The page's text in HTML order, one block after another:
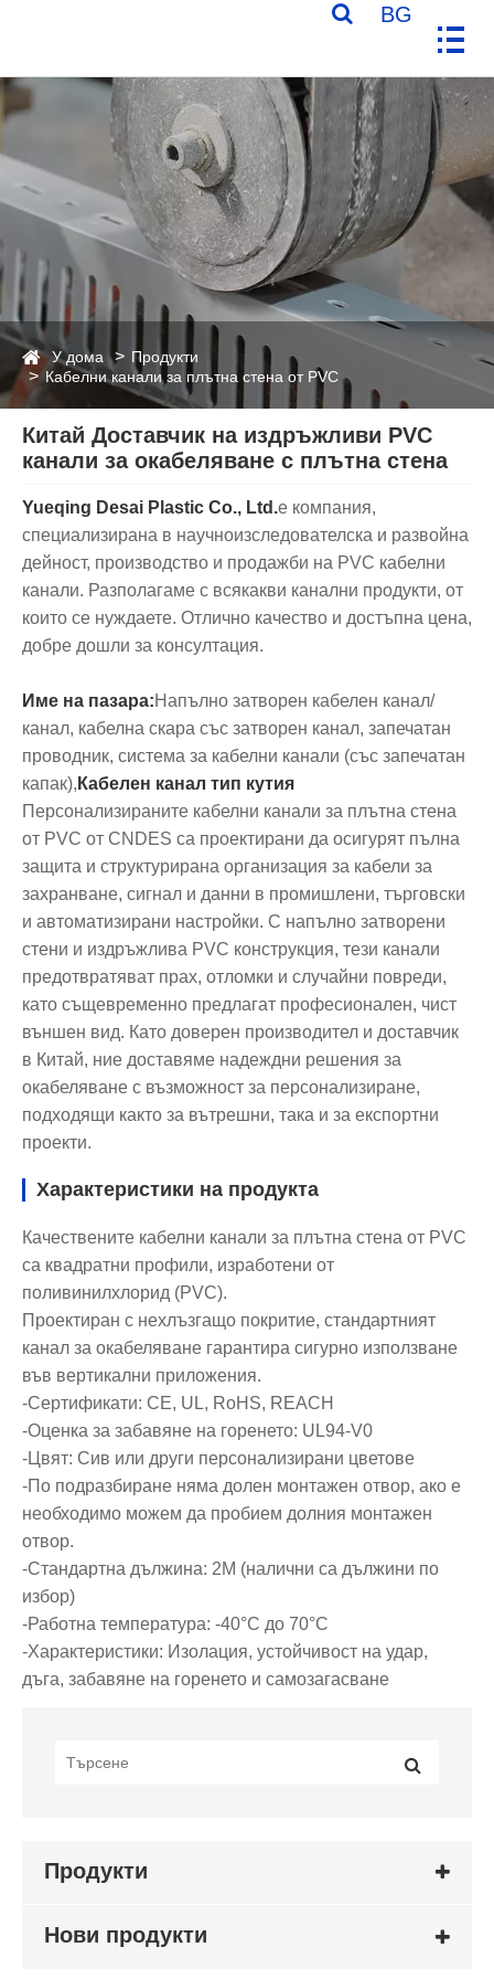
BG
У дома
Продукти
Кабелни канали за плътна стена от PVC
Китай Доставчик на издръжливи PVC
канали за окабеляване с плътна стена
Yueqing Desai Plastic Co., Ltd.е компания,
специализирана в научноизследователска и развойна
дейност, производство и продажби на PVC кабелни
канали. Разполагаме с всякакви канални продукти, от
които се нуждаете. Отлично качество и достъпна цена,
добре дошли за консултация.
Име на пазара:Напълно затворен кабелен канал/
канал, кабелна скара със затворен канал, запечатан
проводник, система за кабелни канали (със запечатан
капак), Кабелен канал тип кутия
Персонализираните кабелни канали за плътна стена
от PVC от CNDES са проектирани да осигурят пълна
защита и структурирана организация за кабели за
захранване, сигнал и данни в промишлени, търговски
и автоматизирани настройки. С напълно затворени
стени и издръжлива PVC конструкция, тези канали
предотвратяват прах, отломки и случайни повреди,
като същевременно предлагат професионален, чист
външен вид. Като доверен производител и доставчик
в Китай, ние доставяме надеждни решения за
окабеляване с възможност за персонализиране,
подходящи както за вътрешни, така и за експортни
проекти.
Характеристики на продукта
Качествените кабелни канали за плътна стена от PVC
са квадратни профили, изработени от
поливинилхлорид (PVC).
Проектиран с нехлъзгащо покритие, стандартният
канал за окабеляване гарантира сигурно използване
във вертикални приложения.
-Сертификати: CE, UL, RoHS, REACH
-Оценка за забавяне на горенето: UL94-V0
-Цвят: Сив или други персонализирани цветове
-По подразбиране няма долен монтажен отвор, ако е
необходимо можем да пробием долния монтажен
отвор.
-Стандартна дължина: 2M (налични са дължини по
избор)
-Работна температура: -40°C до 70°C
-Характеристики: Изолация, устойчивост на удар,
дъга, забавяне на горенето и самозагасване
Продукти
Нови продукти